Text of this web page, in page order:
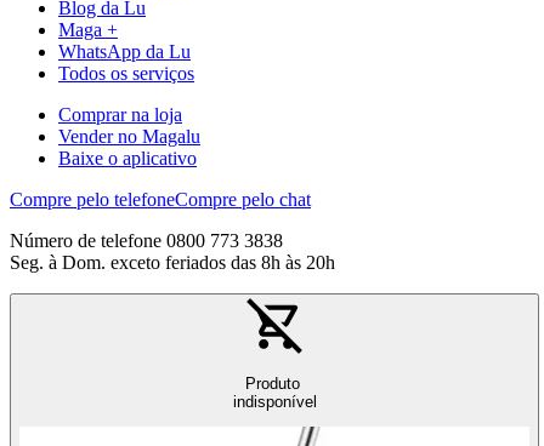
Blog da Lu
Maga +
WhatsApp da Lu
Todos os serviços
Comprar na loja
Vender no Magalu
Baixe o aplicativo
Compre pelo telefoneCompre pelo chat
Número de telefone 0800 773 3838
Seg. à Dom. exceto feriados das 8h às 20h
Produto
indisponível